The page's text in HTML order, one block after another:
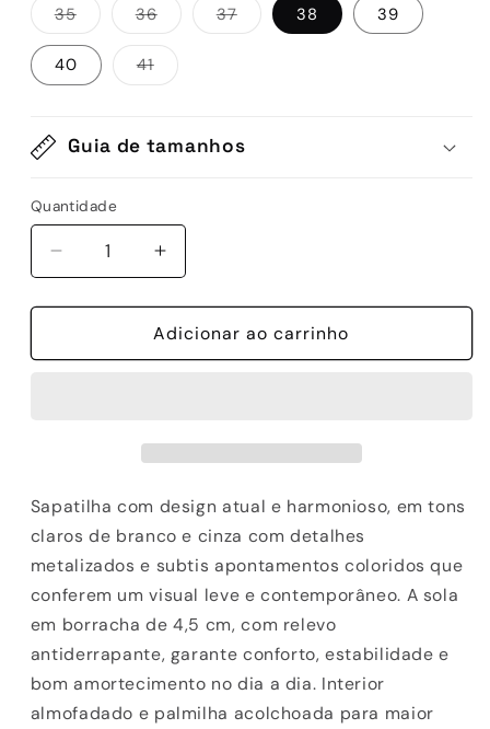
35Variante
esgotada
ou
indisponível
36Variante
esgotada
ou
indisponível
37Variante
esgotada
38 39
40 41Variante
esgotada
Guia de tamanhos
Quantidade
Quantidade
Diminuir
a
quantidade
SAPATILHA
Aumentar
a
quantidade
de
SAPATILHA
Adicionar ao carrinho
Sapatilha com design atual e harmonioso, em tons
claros de branco e cinza com detalhes
metalizados e subtis apontamentos coloridos que
conferem um visual leve e contemporâneo. A sola
em borracha de 4,5 cm, com relevo
antiderrapante, garante conforto, estabilidade e
bom amortecimento no dia a dia. Interior
almofadado e palmilha acolchoada para maior